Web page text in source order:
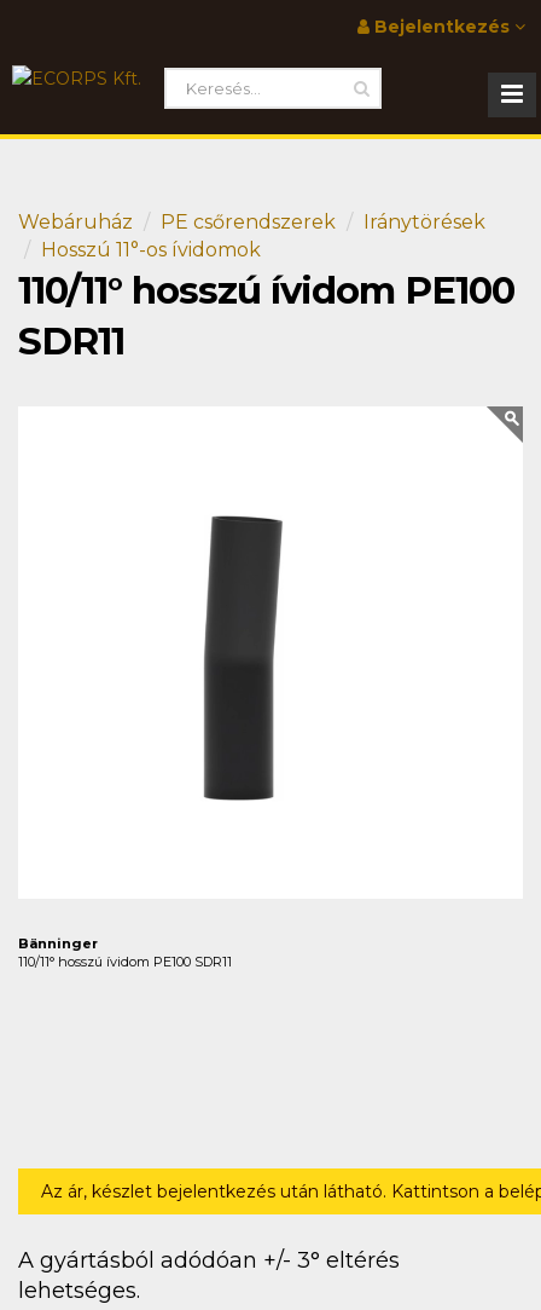
Bejelentkezés
Webáruház PE csőrendszerek
Iránytörések
Hosszú 11°-os ívidomok
110/11° hosszú ívidom PE100
SDR11
Bänninger
110/11° hosszú ívidom PE100 SDR11
Az ár, készlet bejelentkezés után látható. Kattintson a
A gyártásból adódóan +/- 3° eltérés
lehetséges.